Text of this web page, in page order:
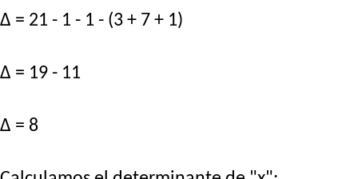
Δ = 21 - 1 - 1 - (3 + 7 + 1)
Δ = 19 - 11
Δ = 8